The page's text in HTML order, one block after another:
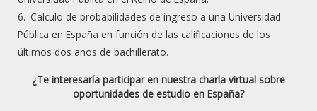
innecesarias que no les permite ingresar en la
universidad y solo hacen para sus propios
beneficios y no el de los alumnos.
Contamos conprofesores altamente
capacitados impartiendo clases de selectividad
Calculo de probabilidades de ingreso a una Universidad
Pública en España en función de las calificaciones de los
últimos dos años de bachillerato.
¿Te interesaría participar en nuestra charla virtual sobre
oportunidades de estudio en España?